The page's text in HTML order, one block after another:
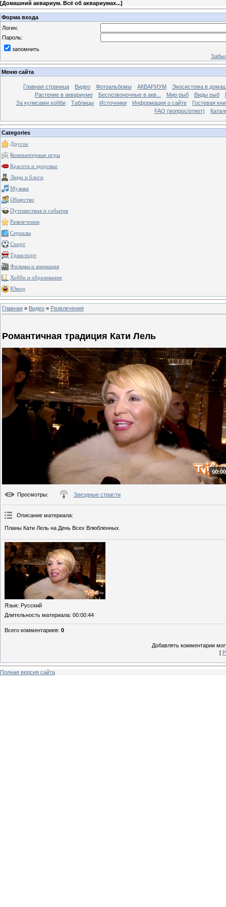
[Домашний аквариум. Всё об аквариумах...]
Форма входа
Логин:
Пароль:
запомнить
Меню сайта
Главная страница Видео Фотоальбомы АКВАРИУМ
Экосистема в
Растение в аквариуме
Беспозвоночные в акв... Мир рыб Виды рыб
За кулисами хобби
Таблицы Источники Информация о сайте
Гостевая
FAQ (вопрос/ответ)
Categories
Другое
Компьютерные игры
Красота и здоровье
Люди и блоги
Музыка
Общество
Путешествия и события
Развлечения
Сериалы
Спорт
Транспорт
Фильмы и анимация
Хобби и образование
Юмор
Главная » Видео » Развлечения
Романтичная традиция Кати Лель
Просмотры: Звездные страсти
Описание материала:
Планы Кати Лель на День Всех Влюбленных.
Язык: Русский
Длительность материала: 00:00:44
Всего комментариев: 0
Добавлять комментарии
[
Полная версия сайта